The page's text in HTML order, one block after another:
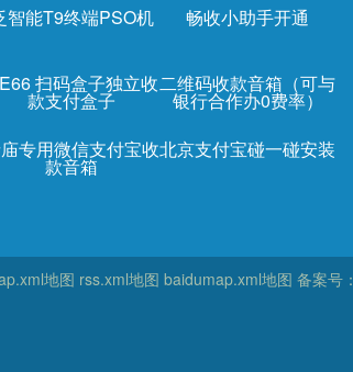
智能T9终端PSO机 畅收小助手开通
扫码盒子独立收
款支付盒子
二维码收款音箱（可与
银行合作办0费率）
专用微信支付宝收
款音箱
北京支付宝碰一碰安装
地图 rss.xml地图 baidumap.xml地图 备案号：